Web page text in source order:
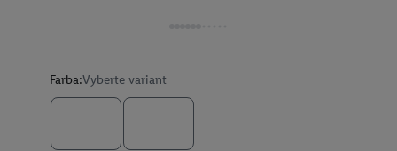
Farba:Vyberte variant